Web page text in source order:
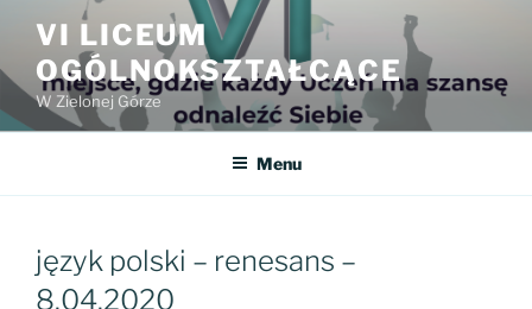
treści
VI LICEUM
OGÓLNOKSZTAŁCĄCE
W Zielonej Górze
Menu
język polski – renesans –
8.04.2020